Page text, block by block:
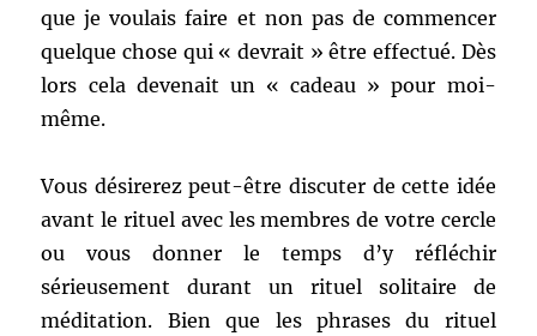
que je voulais faire et non pas de commencer
quelque chose qui « devrait » être effectué. Dès
lors cela devenait un « cadeau » pour moi-
même.
Vous désirerez peut-être discuter de cette idée
avant le rituel avec les membres de votre cercle
ou vous donner le temps d’y réfléchir
sérieusement durant un rituel solitaire de
méditation. Bien que les phrases du rituel